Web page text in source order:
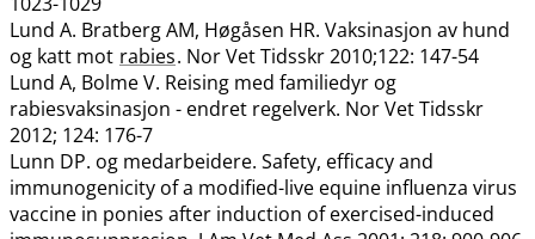
Lund A. Bratberg AM, Høgåsen HR. Vaksinasjon av hund
og katt mot rabies. Nor Vet Tidsskr 2010;122: 147-54
Lund A, Bolme V. Reising med familiedyr og
rabiesvaksinasjon - endret regelverk. Nor Vet Tidsskr
2012; 124: 176-7
Lunn DP. og medarbeidere. Safety, efficacy and
immunogenicity of a modified-live equine influenza virus
vaccine in ponies after induction of exercised-induced